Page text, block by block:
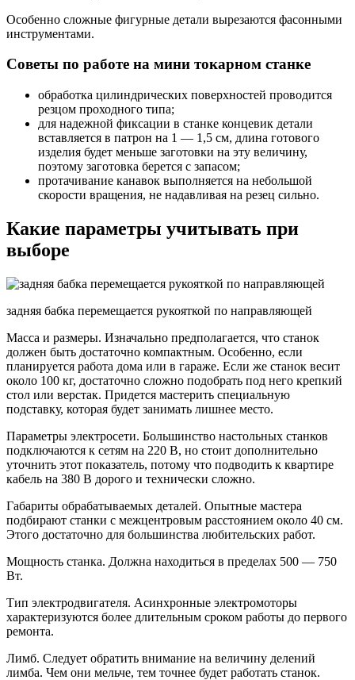
Особенно сложные фигурные детали вырезаются фасонными
инструментами.
Советы по работе на мини токарном станке
обработка цилиндрических поверхностей проводится
резцом проходного типа;
для надежной фиксации в станке концевик детали
вставляется в патрон на 1 — 1,5 см, длина готового
изделия будет меньше заготовки на эту величину,
поэтому заготовка берется с запасом;
протачивание канавок выполняется на небольшой
скорости вращения, не надавливая на резец сильно.
Какие параметры учитывать при
выборе
задняя бабка перемещается рукояткой по направляющей
Масса и размеры. Изначально предполагается, что станок
должен быть достаточно компактным. Особенно, если
планируется работа дома или в гараже. Если же станок весит
около 100 кг, достаточно сложно подобрать под него крепкий
стол или верстак. Придется мастерить специальную
подставку, которая будет занимать лишнее место.
Параметры электросети. Большинство настольных станков
подключаются к сетям на 220 В, но стоит дополнительно
уточнить этот показатель, потому что подводить к квартире
кабель на 380 В дорого и технически сложно.
Габариты обрабатываемых деталей. Опытные мастера
подбирают станки с межцентровым расстоянием около 40 см.
Этого достаточно для большинства любительских работ.
Мощность станка. Должна находиться в пределах 500 — 750
Вт.
Тип электродвигателя. Асинхронные электромоторы
характеризуются более длительным сроком работы до первого
ремонта.
Лимб. Следует обратить внимание на величину делений
лимба. Чем они мельче, тем точнее будет работать станок.